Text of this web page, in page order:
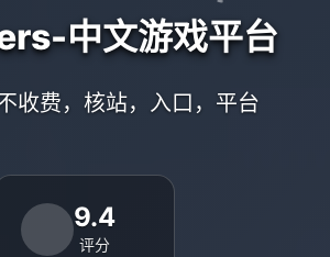
中文游戏平台
收费，核站，入口，平台
9.4
评分